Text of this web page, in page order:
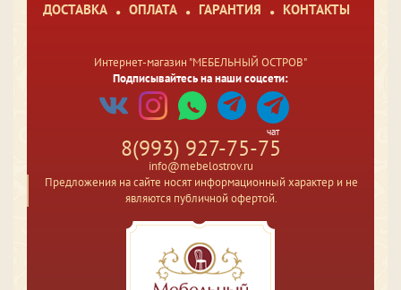
ДОСТАВКА ОПЛАТА ГАРАНТИЯ КОНТАКТЫ
Интернет-магазин "МЕБЕЛЬНЫЙ ОСТРОВ"
Подписывайтесь на наши соцсети:
чат
8(993) 927-75-75
info@mebelostrov.ru
Предложения на сайте носят информационный характер и не
являются публичной офертой.